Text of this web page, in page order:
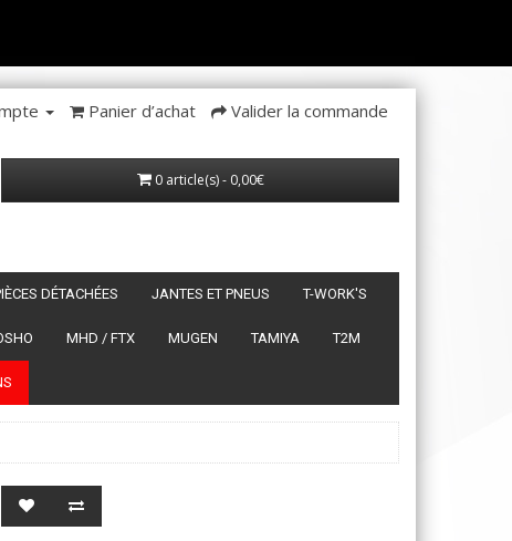
Panier d’achat Valider la commande
0 article(s) - 0,00€
DÉTACHÉES JANTES ET PNEUS T-WORK'S
MHD / FTX MUGEN TAMIYA T2M